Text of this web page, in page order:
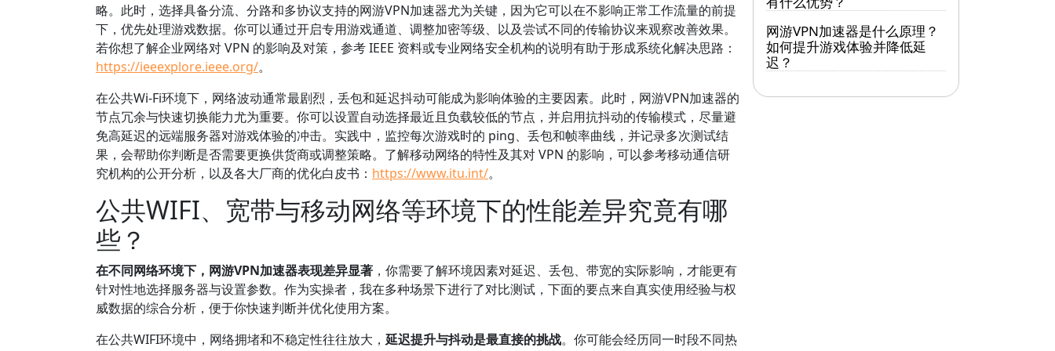
略。此时，选择具备分流、分路和多协议支持的网游VPN加速器尤为关键，因为它可以在不影响正常工作流量的前提
下，优先处理游戏数据。你可以通过开启专用游戏通道、调整加密等级、以及尝试不同的传输协议来观察改善效果。
若你想了解企业网络对 VPN 的影响及对策，参考 IEEE 资料或专业网络安全机构的说明有助于形成系统化解决思路：
https://ieeexplore.ieee.org/。
在公共Wi-Fi环境下，网络波动通常最剧烈，丢包和延迟抖动可能成为影响体验的主要因素。此时，网游VPN加速器的
节点冗余与快速切换能力尤为重要。你可以设置自动选择最近且负载较低的节点，并启用抗抖动的传输模式，尽量避
免高延迟的远端服务器对游戏体验的冲击。实践中，监控每次游戏时的 ping、丢包和帧率曲线，并记录多次测试结
果，会帮助你判断是否需要更换供货商或调整策略。了解移动网络的特性及其对 VPN 的影响，可以参考移动通信研
究机构的公开分析，以及各大厂商的优化白皮书： https://www.itu.int/。
公共WIFI、宽带与移动网络等环境下的性能差异究竟有哪
些？
在不同网络环境下，网游VPN加速器表现差异显著 ，你需要了解环境因素对延迟、丢包、带宽的实际影响，才能更有
针对性地选择服务器与设置参数。作为实操者，我在多种场景下进行了对比测试，下面的要点来自真实使用经验与权
威数据的综合分析，便于你快速判断并优化使用方案。
在公共WIFI环境中，网络拥堵和不稳定性往往放大， 延迟提升与抖动是最直接的挑战。你可能会经历同一时段不同热
网游VPN加速器是什么原理？
如何提升游戏体验并降低延
迟？